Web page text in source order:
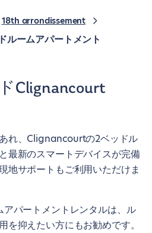
18th arrondissement
ルームアパートメント
Clignancourt
れ、Clignancourtの2ベッドル
最新のスマートデバイスが完備
地サポートもご利用いただけま
パートメントレンタルは、ル
を抑えたい方にもお勧めです。